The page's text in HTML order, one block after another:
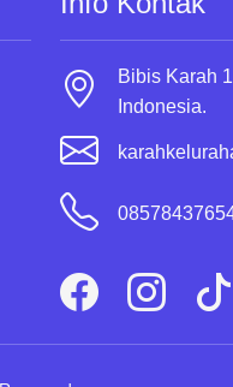
Bibis Karah
Indonesia.